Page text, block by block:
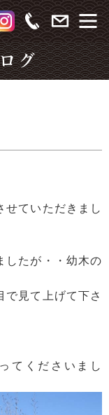
グ
せていただきまし
したが・・幼木の
で見て上げて下さ
てくださいまし